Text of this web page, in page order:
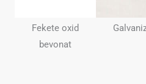
Fekete oxid
bevonat